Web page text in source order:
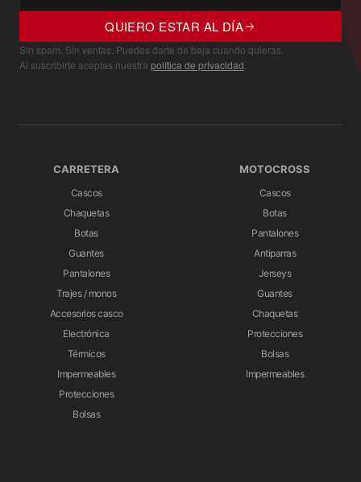
Mecanismo patentado Extra Quick Release System
QUIERO ESTAR AL DÍA
Sin spam. Sin ventas. Puedes darte de baja cuando quieras.
Al suscribirte aceptas nuestra política de privacidad
CARRETERA
Cascos
Chaquetas
Botas
Guantes
Pantalones
Trajes / monos
Accesorios casco
Electrónica
Térmicos
Impermeables
Protecciones
Bolsas
MOTOCROSS
Cascos
Botas
Pantalones
Antiparras
Jerseys
Guantes
Chaquetas
Protecciones
Bolsas
Impermeables